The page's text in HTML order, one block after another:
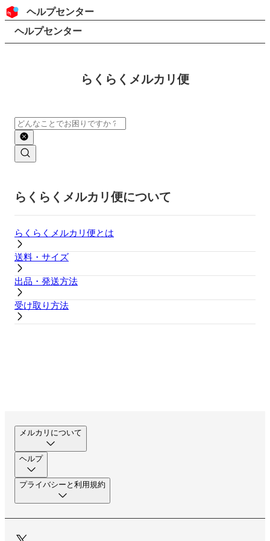
コンテンツにスキップ
ヘッダー
ヘルプセンター
検索
パンくずリスト
ヘルプセンター
らくらくメルカリ便
検索
らくらくメルカリ便について
らくらくメルカリ便とは
送料・サイズ
出品・発送方法
受け取り方法
メルカリについて
ヘルプ
プライバシーと利用規約